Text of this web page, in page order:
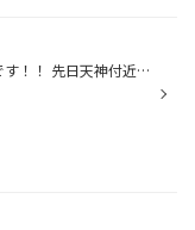
みなさんやっはろーです！！ 先日天神付近を車で走行中に我らがタイヤ館の宣伝バスを見つけました！ 助手席からパシャリしてもらいましたｗｗ みなさんも頑張って見つけてくださいねｗｗ